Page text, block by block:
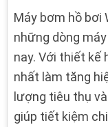
Máy bơm hồ bơi
những dòng
nay. Với thiết kế
nhất làm tăng
lượng tiêu thụ
giúp tiết kiệm